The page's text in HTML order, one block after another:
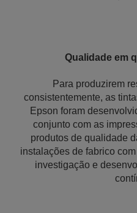
Qualidade em
Para produzirem
consistentemente, as
Epson foram
conjunto com as
produtos de qualidade
instalações de fabrico
investigação e